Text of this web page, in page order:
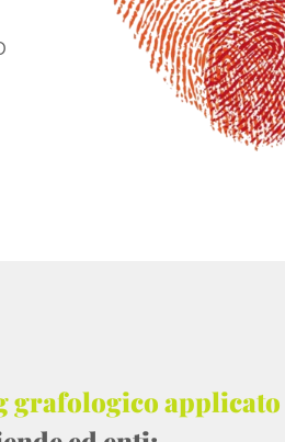
grafologico applicato